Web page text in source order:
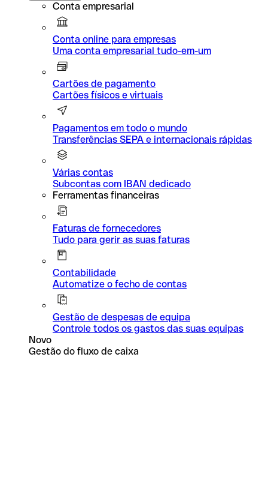
Conta empresarial
Conta online para empresas
Uma conta empresarial tudo-em-um
Cartões de pagamento
Cartões físicos e virtuais
Pagamentos em todo o mundo
Transferências SEPA e internacionais rápidas
Várias contas
Subcontas com IBAN dedicado
Ferramentas financeiras
Faturas de fornecedores
Tudo para gerir as suas faturas
Contabilidade
Automatize o fecho de contas
Gestão de despesas de equipa
Controle todos os gastos das suas equipas
Novo
Gestão do fluxo de caixa